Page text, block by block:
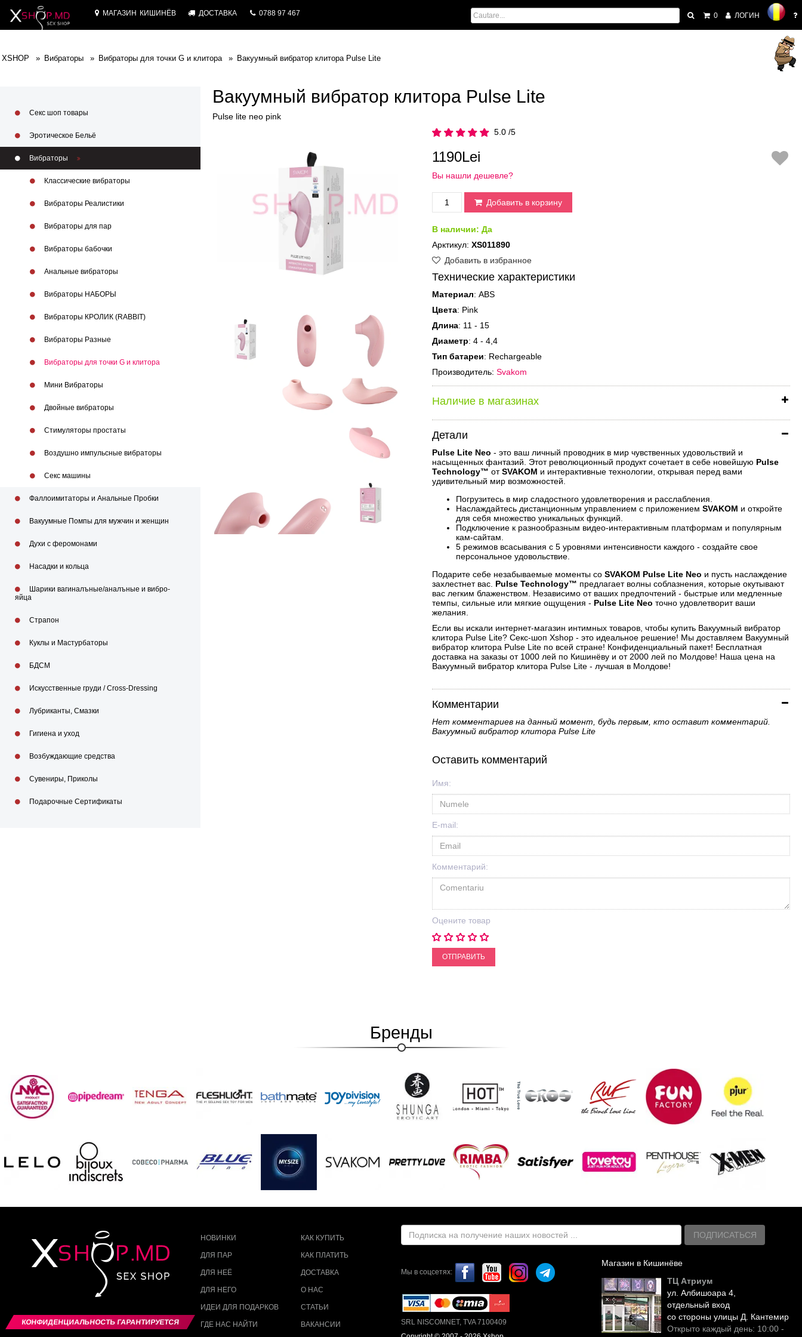
МАГАЗИН КИШИНЁВ ДОСТАВКА 0788 97 467 0 ЛОГИН
XSHOP Вибраторы Вибраторы для точки G и клитора Вакуумный вибратор клитора Pulse Lite
Вакуумный вибратор клитора Pulse Lite
Pulse lite neo pink
5.0 /5
1190Lei
Вы нашли дешевле?
Добавить в корзину
В наличии: Да
Арктикул: XS011890
Добавить в избранное
Технические характеристики
Материал: ABS
Цвета: Pink
Длина: 11 - 15
Диаметр: 4 - 4,4
Тип батареи: Rechargeable
Производитель: Svakom
Наличие в магазинах
Детали
Pulse Lite Neo - это ваш личный проводник в мир чувственных удовольствий и
насыщенных фантазий. Этот революционный продукт сочетает в себе новейшую Pulse
Technology™ отSVAKOM и интерактивные технологии, открывая перед вами
удивительный мир возможностей.
Погрузитесь в мир сладостного удовлетворения и расслабления.
Наслаждайтесь дистанционным управлением с приложением SVAKOM и откройте
для себя множество уникальных функций.
Подключение к разнообразным видео-интерактивным платформам и популярным
кам-сайтам.
5 режимов всасывания с 5 уровнями интенсивности каждого - создайте свое
персональное удовольствие.
Подарите себе незабываемые моменты со SVAKOM Pulse Lite Neo и пусть наслаждение
захлестнет вас. Pulse Technology™ предлагает волны соблазнения, которые окутывают
вас легким блаженством. Независимо от ваших предпочтений - быстрые или медленные
темпы, сильные или мягкие ощущения - Pulse Lite Neo точно удовлетворит ваши
желания.
Если вы искали интернет-магазин интимных товаров, чтобы купить Вакуумный вибратор
клитора Pulse Lite? Секс-шоп Xshop - это идеальное решение! Мы доставляем Вакуумный
вибратор клитора Pulse Lite по всей стране! Конфиденциальный пакет! Бесплатная
доставка на заказы от 1000 лей по Кишинёву и от 2000 лей по Молдове! Наша цена на
Вакуумный вибратор клитора Pulse Lite - лучшая в Молдове!
Комментарии
Нет комментариев на данный момент, будь первым, кто оставит комментарий.
Вакуумный вибратор клитора Pulse Lite
Оставить комментарий
Имя:
E-mail:
Комментарий:
Оцените товар
ОТПРАВИТЬ
Секс шоп товары
Эротическое Бельё
Вибраторы
Классические вибраторы
Вибраторы Реалистики
Вибраторы для пар
Вибраторы бабочки
Анальные вибраторы
Вибраторы НАБОРЫ
Вибраторы КРОЛИК (RABBIT)
Вибраторы Разные
Вибраторы для точки G и клитора
Мини Вибраторы
Двойные вибраторы
Стимуляторы простаты
Воздушно импульсныe вибраторы
Секс машины
Фаллоимитаторы и Анальные Пробки
Вакуумные Помпы для мужчин и женщин
Духи с феромонами
Насадки и кольца
Шарики вагиналъные/аналъные и вибро-
яйца
Страпон
Куклы и Мастурбаторы
БДСМ
Искусственные груди / Cross-Dressing
Лубриканты, Смазки
Гигиена и уход
Возбуждающие средства
Сувениры, Приколы
Подарочные Сертификаты
Бренды
КОНФИДЕНЦИАЛЬНОСТЬ ГАРАНТИРУЕТСЯ
НОВИНКИ
ДЛЯ ПАР
ДЛЯ НЕЁ
ДЛЯ НЕГО
ИДЕИ ДЛЯ ПОДАРКОВ
ГДЕ НАС НАЙТИ
КАК КУПИТЬ
КАК ПЛАТИТЬ
ДОСТАВКА
О НАС
СТАТЬИ
ВАКАНСИИ
ПОДПИСАТЬСЯ
Мы в соцсетях:
SRL NISCOMNET, TVA 7100409
Магазин в Кишинёве
ТЦ Атриум
ул. Албишоара 4,
отдельный вход
со стороны улицы Д. Кантемир
Открыто каждый день: 10:00 -